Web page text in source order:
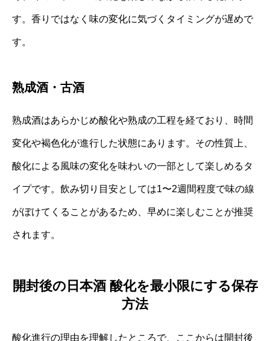
す。香りではなく味の変化に気づくタイミングが遅めで
す。
熟成酒・古酒
熟成酒はあらかじめ酸化や熟成の工程を経ており、時間
変化や褐色化が進行した状態にあります。その性質上、
酸化による風味の変化を味わいの一部として楽しめるタ
イプです。飲み切り目安としては1〜2週間程度で味の線
がぼけてくることがあるため、早めに楽しむことが推奨
されます。
開封後の日本酒 酸化を最小限にする保存
方法
酸化進行の理由を理解したところで、ここからは開封後